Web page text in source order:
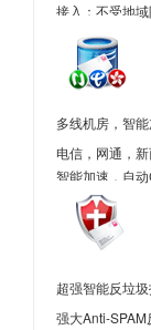
接入：不受地域
多线机房，智
电信，网通，
智能加速，自
超强智能反垃
强大Anti-